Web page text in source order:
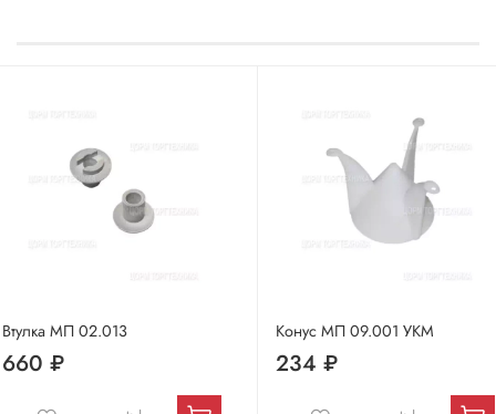
Втулка МП 02.013
660 ₽
Конус МП 09.001 УКМ
234 ₽